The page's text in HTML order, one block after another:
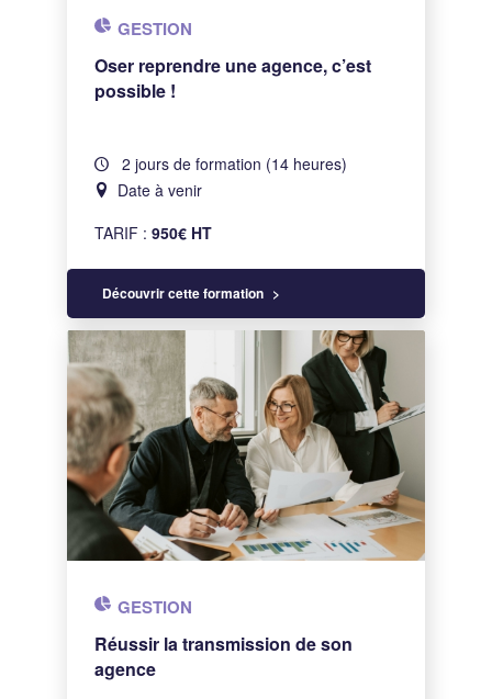
GESTION
Oser reprendre une agence, c’est
possible !
2 jours de formation (14 heures)
Date à venir
TARIF :950€ HT
Découvrir cette formation
GESTION
Réussir la transmission de son
agence